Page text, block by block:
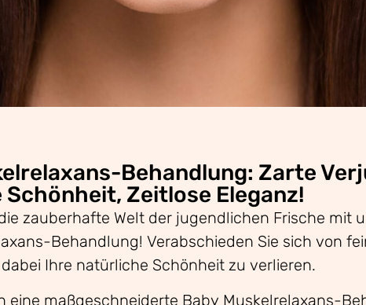
Behandlung: Zarte
Zeitlose Eleganz!
zauberhafte Welt der jugendlichen Frische mit
Behandlung! Verabschieden Sie sich von
Ihre natürliche Schönheit zu verlieren.
eine maßgeschneiderte Baby Muskelrelaxans-